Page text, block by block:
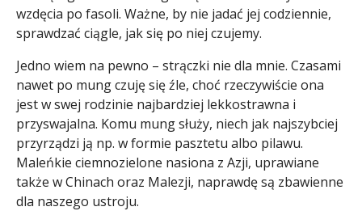
wzdęcia po fasoli. Ważne, by nie jadać jej codziennie,
sprawdzać ciągle, jak się po niej czujemy.
Jedno wiem na pewno – strączki nie dla mnie. Czasami
nawet po mung czuję się źle, choć rzeczywiście ona
jest w swej rodzinie najbardziej lekkostrawna i
przyswajalna. Komu mung służy, niech jak najszybciej
przyrządzi ją np. w formie pasztetu albo pilawu.
Maleńkie ciemnozielone nasiona z Azji, uprawiane
także w Chinach oraz Malezji, naprawdę są zbawienne
dla naszego ustroju.